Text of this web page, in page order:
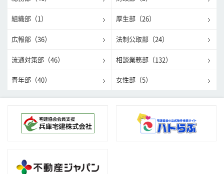
組織部（1） 厚生部（26）
広報部（36） 法制公取部（24）
流通対策部（46） 相談業務部（132）
青年部（40） 女性部（5）